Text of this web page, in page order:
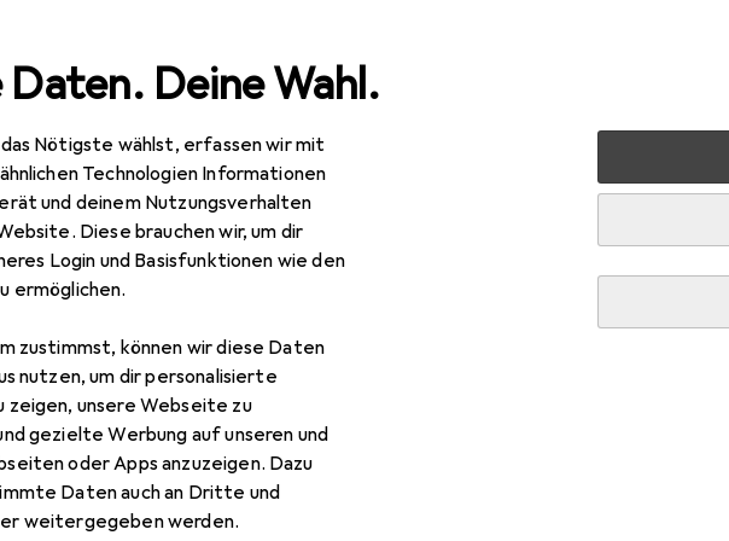
Daten. Deine Wahl.
das Nötigste wählst, erfassen wir mit
Technologien Informationen
und deinem Nutzungsverhalten
Diese brauchen wir, um dir
Login und Basisfunktionen wie den
ermöglichen.
zustimmst, können wir diese Daten
nutzen, um dir personalisierte
zeigen, unsere Webseite zu
gezielte Werbung auf unseren und
oder Apps anzuzeigen. Dazu
Daten auch an Dritte und
weitergegeben werden.
Wohnen Möbel
EUR
610,20
vidaXLPatarita (Mit Fusshocker)
für vidaXL Patarita (Mit
du passendes Zubehör zum Produkt vidaXL Patarita (Mit Fusshocker) aus
Hocker + Pouf